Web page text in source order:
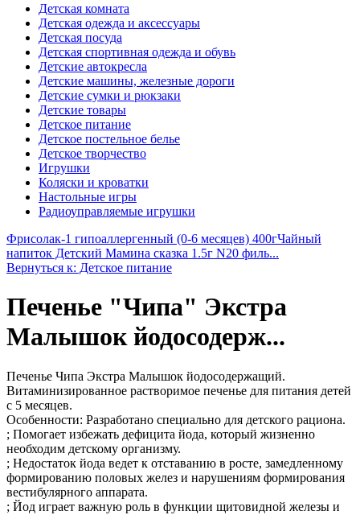
Детская комната
Детская одежда и аксессуары
Детская посуда
Детская спортивная одежда и обувь
Детские автокресла
Детские машины, железные дороги
Детские сумки и рюкзаки
Детские товары
Детское питание
Детское постельное белье
Детское творчество
Игрушки
Коляски и кроватки
Настольные игры
Радиоуправляемые игрушки
Фрисолак-1 гипоаллергенный (0-6 месяцев) 400гЧайный
напиток Детский Мамина сказка 1.5г N20 филь...
Вернуться к: Детское питание
Печенье "Чипа" Экстра
Малышок йодосодерж...
Печенье Чипа Экстра Малышок йодосодержащий.
Витаминизированное растворимое печенье для питания детей
с 5 месяцев.
Особенности: Разработано специально для детского рациона.
; Помогает избежать дефицита йода, который жизненно
необходим детскому организму.
; Недостаток йода ведет к отставанию в росте, замедленному
формированию половых желез и нарушениям формирования
вестибулярного аппарата.
; Йод играет важную роль в функции щитовидной железы и